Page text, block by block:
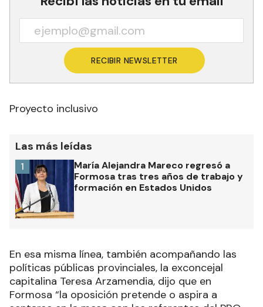
RECIBIR NEWSLETTER
Proyecto inclusivo
Las más leídas
María Alejandra Mareco regresó a
Formosa tras tres años de trabajo y
formación en Estados Unidos
1
En esa misma línea, también acompañando las
políticas públicas provinciales, la exconcejal
capitalina Teresa Arzamendia, dijo que en
Formosa “la oposición pretende o aspira a